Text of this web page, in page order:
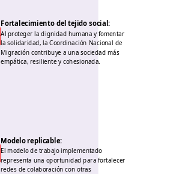
Fortalecimiento del tejido social:
Al proteger la dignidad humana y fomentar
la solidaridad, la Coordinación Nacional de
Migración contribuye a una sociedad más
empática, resiliente y cohesionada.
Modelo replicable:
El modelo de trabajo implementado
representa una oportunidad para fortalecer
redes de colaboración con otras